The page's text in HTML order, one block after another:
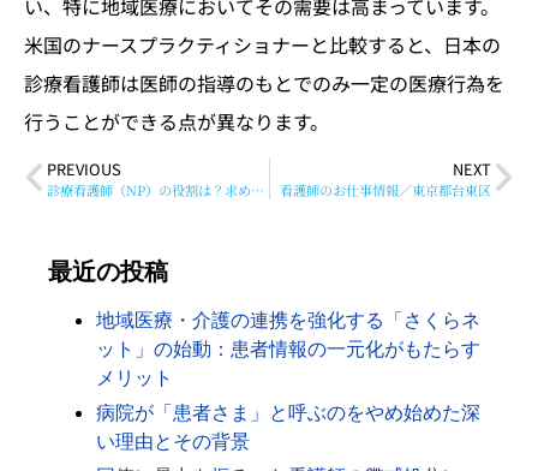
米国のナースプラクティショナーと比較すると、日本の
診療看護師は医師の指導のもとでのみ一定の医療行為を
行うことができる点が異なります。
PREVIOUS
診療看護師（NP）の役割は？求められるスキルは？看護師からの転身ガイド
NEXT
看護師のお仕事情報／東京都台東区
最近の投稿
地域医療・介護の連携を強化する「さくらネ
ット」の始動：患者情報の一元化がもたらす
メリット
病院が「患者さま」と呼ぶのをやめ始めた深
い理由とその背景